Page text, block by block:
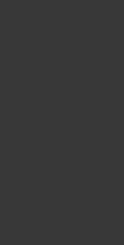
んな仕事？バックエンドエンジニア案
ーバーサイドのプログラミング言語（例
ど）を使用して、データベースやサーバ
ジニアの案件・求人の特徴は、ウェブサ
サイドを設計・開発することです。これ
ティやセキュリティなどの観点から、サ
計し、必要に応じて改善することが求め
。
求人の市場動向やバックエンドエンジ
ア求人の中でも求人数が多いです。企業
要が高まっているため、この業界では競争
ジニアを求める企業からは高給が提示さ
ドエンジニアは、サーバーやデータベー
ステムのパフォーマンスやスケーラビリ
したアプリケーション開発ができるように
ソリューションを提供できることも求め
求人で求められるスキル